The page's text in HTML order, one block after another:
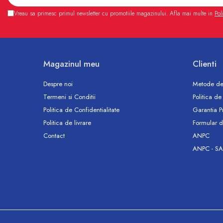
Accesorii
Vase WC
Rezervoare, rame WC incastrate si
Rezervoare si rame incastrate
Clapete rezervoare si accesorii
Ventiloconvectoare
Ventiloconvectoare
Termostate Accesorii Ventiloconvectoare
Vreau sa primesc primul newsletter cu promotiile magazinului. Afla mai multe in
Magazinul meu
Despre noi
Termeni si Conditii
Politica de Confidentialitate
Politica de livrare
Contact
Clienti
Metode
Politica de
Garantia
Formular
ANPC
ANPC -